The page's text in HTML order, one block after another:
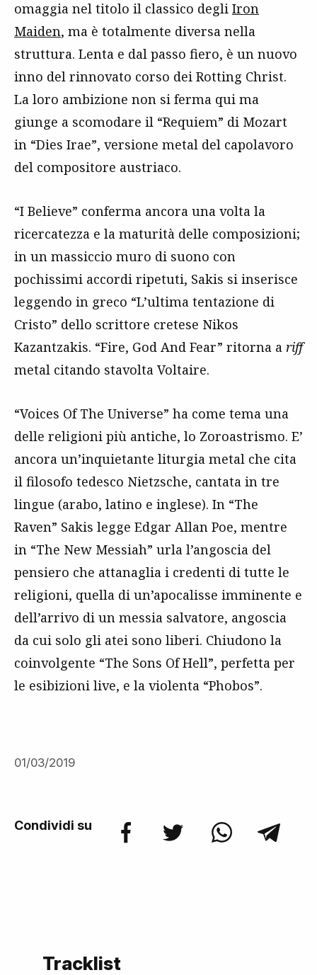
omaggia nel titolo il classico degli Iron
Maiden, ma è totalmente diversa nella
struttura. Lenta e dal passo fiero, è un nuovo
inno del rinnovato corso dei Rotting Christ.
La loro ambizione non si ferma qui ma
giunge a scomodare il “Requiem” di Mozart
in “Dies Irae”, versione metal del capolavoro
del compositore austriaco.
“I Believe” conferma ancora una volta la
ricercatezza e la maturità delle composizioni;
in un massiccio muro di suono con
pochissimi accordi ripetuti, Sakis si inserisce
leggendo in greco “L’ultima tentazione di
Cristo” dello scrittore cretese Nikos
Kazantzakis. “Fire, God And Fear” ritorna a riff
metal citando stavolta Voltaire.
“Voices Of The Universe” ha come tema una
delle religioni più antiche, lo Zoroastrismo. E’
ancora un’inquietante liturgia metal che cita
il filosofo tedesco Nietzsche, cantata in tre
lingue (arabo, latino e inglese). In “The
Raven” Sakis legge Edgar Allan Poe, mentre
in “The New Messiah” urla l’angoscia del
pensiero che attanaglia i credenti di tutte le
religioni, quella di un’apocalisse imminente e
dell’arrivo di un messia salvatore, angoscia
da cui solo gli atei sono liberi. Chiudono la
coinvolgente “The Sons Of Hell”, perfetta per
le esibizioni live, e la violenta “Phobos”.
01/03/2019
Condividi su
Tracklist